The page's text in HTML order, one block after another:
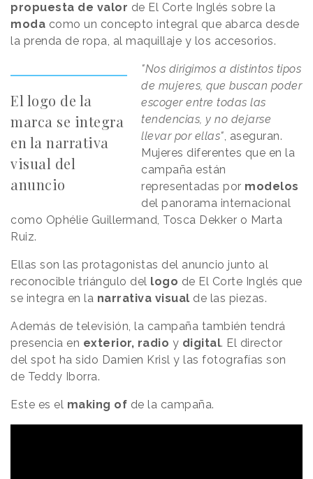
propuesta de valor de El Corte Inglés sobre la
moda como un concepto integral que abarca desde
la prenda de ropa, al maquillaje y los accesorios.
El logo de la
marca se integra
en la narrativa
visual del
anuncio
"Nos dirigimos a distintos tipos
de mujeres, que buscan poder
escoger entre todas las
tendencias, y no dejarse
llevar por ellas", aseguran.
Mujeres diferentes que en la
campaña están
representadas por modelos
del panorama internacional
como Ophélie Guillermand, Tosca Dekker o Marta
Ruiz.
Ellas son las protagonistas del anuncio junto al
reconocible triángulo del logo de El Corte Inglés que
se integra en la narrativa visual de las piezas.
Además de televisión, la campaña también tendrá
presencia en exterior, radio y digital. El director
del spot ha sido Damien Krisl y las fotografías son
de Teddy Iborra.
Este es el making of de la campaña.